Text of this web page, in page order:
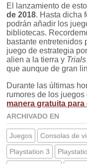
El lanzamiento de
de 2018. Hasta dicha
podrán añadir los
bibliotecas.
bastante
juego de estrategia
alien a la tierra y
que aunque de gran
Durante las últimas
rumores de los juegos
manera gratuita
ARCHIVADO EN
Juegos Consolas de
Playstation 3